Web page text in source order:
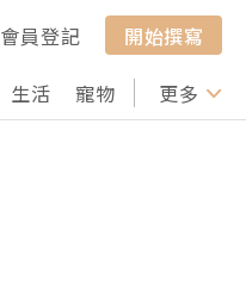
會員登記
開始撰寫
生活 寵物 行山 打卡
更多